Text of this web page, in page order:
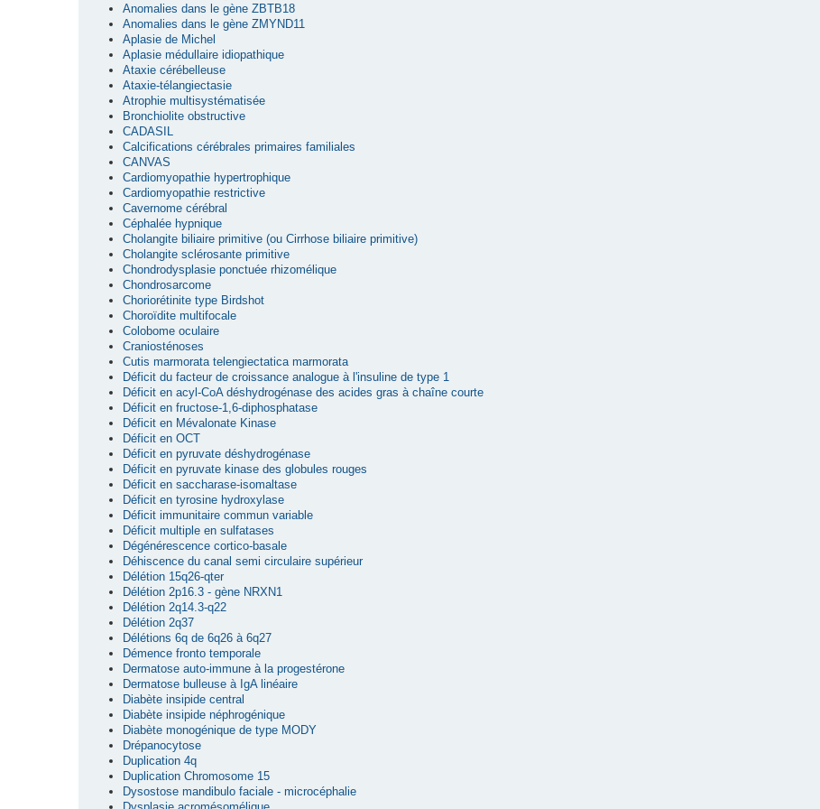
Anomalies dans le gène ZBTB18
Anomalies dans le gène ZMYND11
Aplasie de Michel
Aplasie médullaire idiopathique
Ataxie cérébelleuse
Ataxie-télangiectasie
Atrophie multisystématisée
Bronchiolite obstructive
CADASIL
Calcifications cérébrales primaires familiales
CANVAS
Cardiomyopathie hypertrophique
Cardiomyopathie restrictive
Cavernome cérébral
Céphalée hypnique
Cholangite biliaire primitive (ou Cirrhose biliaire primitive)
Cholangite sclérosante primitive
Chondrodysplasie ponctuée rhizomélique
Chondrosarcome
Choriorétinite type Birdshot
Choroïdite multifocale
Colobome oculaire
Craniosténoses
Cutis marmorata telengiectatica marmorata
Déficit du facteur de croissance analogue à l'insuline de type 1
Déficit en acyl-CoA déshydrogénase des acides gras à chaîne courte
Déficit en fructose-1,6-diphosphatase
Déficit en Mévalonate Kinase
Déficit en OCT
Déficit en pyruvate déshydrogénase
Déficit en pyruvate kinase des globules rouges
Déficit en saccharase-isomaltase
Déficit en tyrosine hydroxylase
Déficit immunitaire commun variable
Déficit multiple en sulfatases
Dégénérescence cortico-basale
Déhiscence du canal semi circulaire supérieur
Délétion 15q26-qter
Délétion 2p16.3 - gène NRXN1
Délétion 2q14.3-q22
Délétion 2q37
Délétions 6q de 6q26 à 6q27
Démence fronto temporale
Dermatose auto-immune à la progestérone
Dermatose bulleuse à IgA linéaire
Diabète insipide central
Diabète insipide néphrogénique
Diabète monogénique de type MODY
Drépanocytose
Duplication 4q
Duplication Chromosome 15
Dysostose mandibulo faciale - microcéphalie